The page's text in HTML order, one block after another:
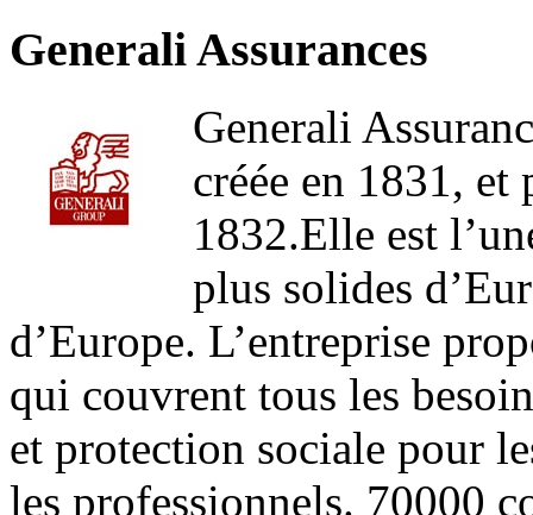
Generali Assurances
Generali
créée en 1831, et
1832.Elle est
plus solides
d’Europe. L’entreprise
qui couvrent tous les
et protection sociale pour
les professionnels. 70000